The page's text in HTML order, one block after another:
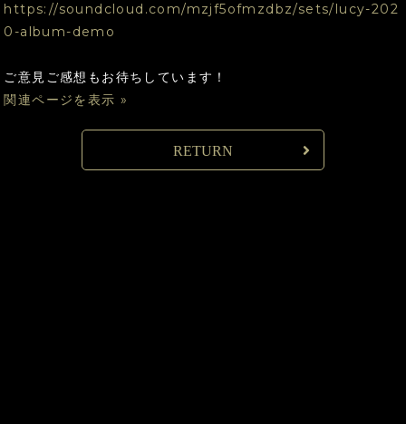
https://soundcloud.com/mzjf5ofmzdbz/sets/lucy-202
0-album-demo
ご意見ご感想もお待ちしています！
関連ページを表示 »
RETURN